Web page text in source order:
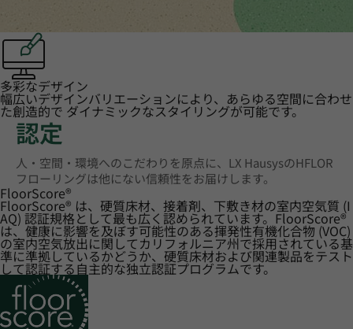
多彩なデザイン
幅広いデザインバリエーションにより、あらゆる空間に合わせ
た創造的で ダイナミックなスタイリングが可能です。
認定
人・空間・環境へのこだわりを原点に、LX HausysのHFLOR
フローリングは他にない信頼性をお届けします。
FloorScore®
FloorScore® は、硬質床材、接着剤、下敷き材の室内空気質 (I
AQ) 認証規格として最も広く認められています。FloorScore®
は、健康に影響を及ぼす可能性のある揮発性有機化合物 (VOC)
の室内空気放出に関してカリフォルニア州で採用されている基
準に準拠しているかどうか、硬質床材および関連製品をテスト
して認証する自主的な独立認証プログラムです。